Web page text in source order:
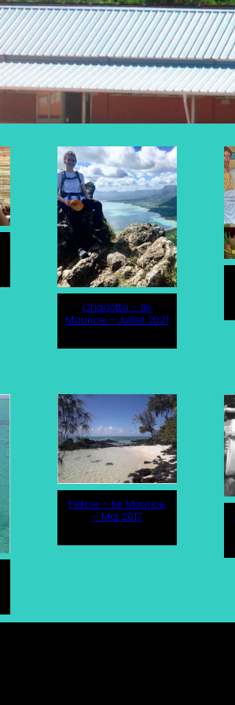
Charlotte – Ile
Maurice – Juillet 2021
Félicie – Ile Maurice
– Mai 2017